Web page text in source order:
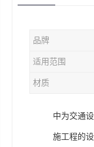
品牌
适用范围
材质
中为交通
施工程的